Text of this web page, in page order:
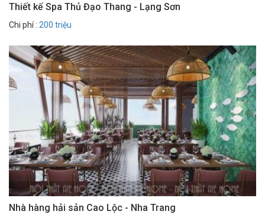
Thiết kế Spa Thủ Đạo Thang - Lạng Sơn
Chi phí : 200 triệu
Nhà hàng hải sản Cao Lộc - Nha Trang